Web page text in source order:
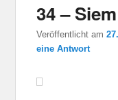
34 –
Veröffentlicht am
eine Antwort